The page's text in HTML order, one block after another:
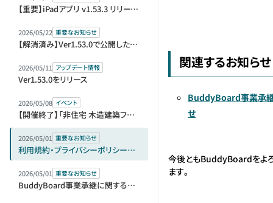
【重要】iPadアプリ v1.53.3 リリースとアップデートのお願い
2026/05/22 重要なお知らせ
【解消済み】Ver1.53.0で公開した機能の仕様変更のお知らせ
2026/05/11 アップデート情報
Ver1.53.0をリリース
2026/05/08 イベント
【開催終了】「非住宅 木造建築フェア 2026」（BREX）に出展します
2026/05/01 重要なお知らせ
利用規約・プライバシーポリシー改定のお知らせ
2026/05/01 重要なお知らせ
BuddyBoard事業承継に関するお知らせ
関連するお知らせ
BuddyBoard事業承
せ
今後ともBuddyBoardをよ
ます。